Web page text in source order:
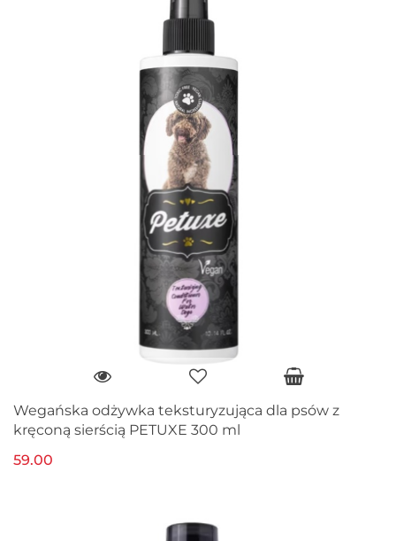
Wegańska odżywka teksturyzująca dla psów z
kręconą sierścią PETUXE 300 ml
59.00